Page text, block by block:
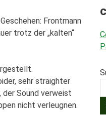
Frontmann
trotz der „kalten“
sehr straighter
der Sound verweist
nicht verleugnen.